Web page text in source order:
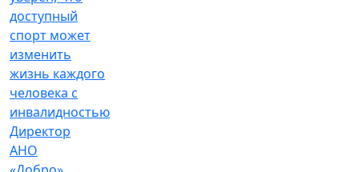
Директор
АНО